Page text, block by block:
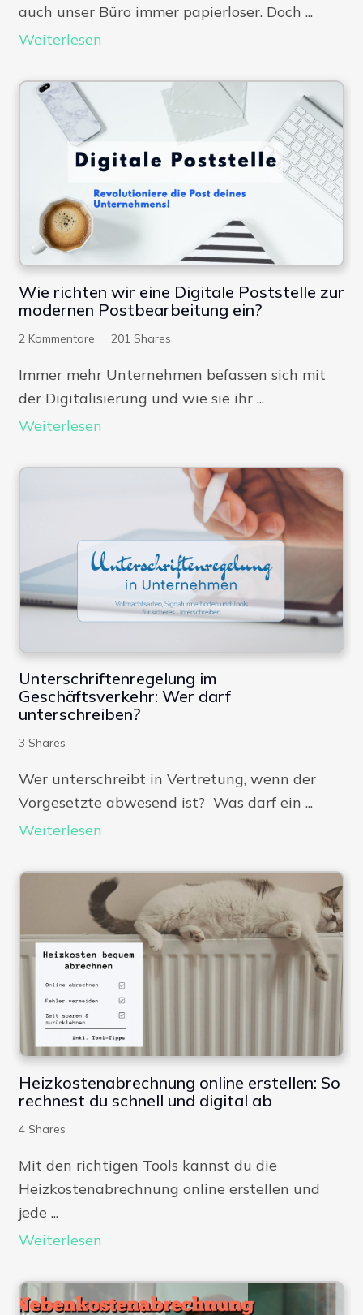
auch unser Büro immer papierloser. Doch ...
Weiterlesen
Wie richten wir eine Digitale Poststelle zur
modernen Postbearbeitung ein?
2 Kommentare 201 Shares
Immer mehr Unternehmen befassen sich mit
der Digitalisierung und wie sie ihr ...
Weiterlesen
Unterschriftenregelung im
Geschäftsverkehr: Wer darf
unterschreiben?
3 Shares
Wer unterschreibt in Vertretung, wenn der
Vorgesetzte abwesend ist? Was darf ein ...
Weiterlesen
Heizkostenabrechnung online erstellen: So
rechnest du schnell und digital ab
4 Shares
Mit den richtigen Tools kannst du die
Heizkostenabrechnung online erstellen und
jede ...
Weiterlesen